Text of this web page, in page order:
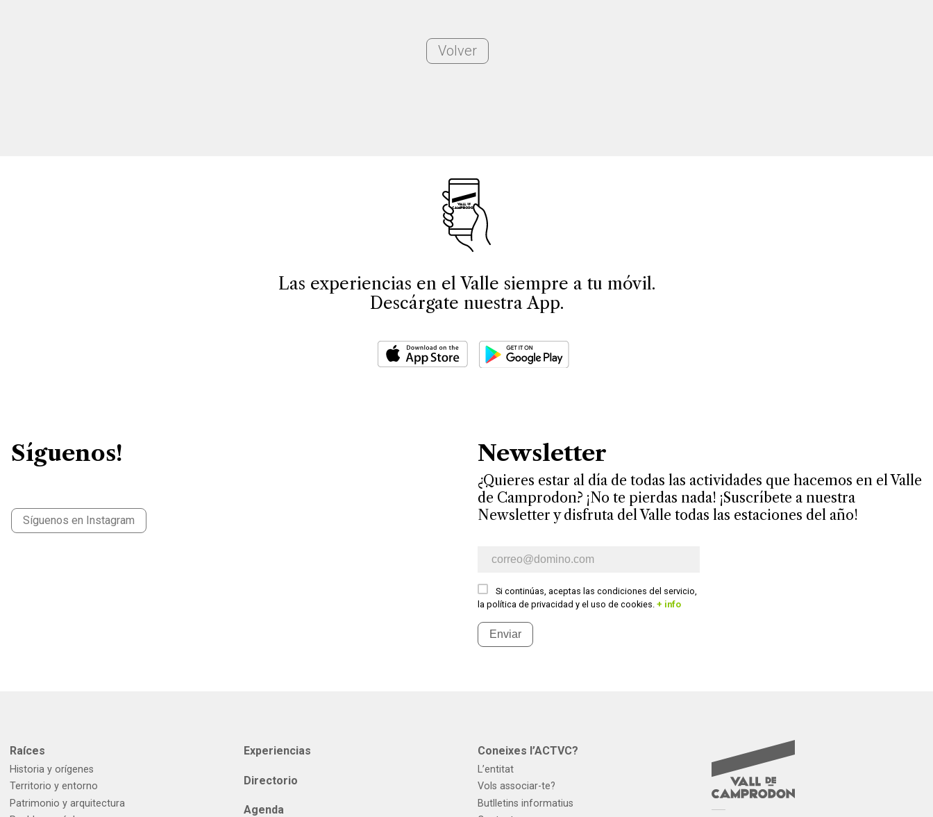
Volver
Las experiencias en el Valle siempre a tu móvil.
Descárgate nuestra App.
Síguenos!
Síguenos en Instagram
Newsletter
¿Quieres estar al día de todas las actividades que hacemos en el Valle
de Camprodon? ¡No te pierdas nada! ¡Suscríbete a nuestra
Newsletter y disfruta del Valle todas las estaciones del año!
Boletín de información para e-mail
Si continúas, aceptas las condiciones del servicio,
la política de privacidad y el uso de cookies. + info
Enviar
Raíces
Historia y orígenes
Territorio y entorno
Patrimonio y arquitectura
Experiencias
Directorio
Agenda
Coneixes l’ACTVC?
L’entitat
Vols associar-te?
Butlletins informatius